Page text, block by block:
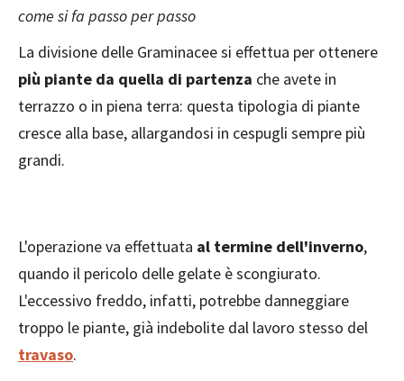
come si fa passo per passo
La divisione delle Graminacee si effettua per ottenere
più piante da quella di partenza che avete in
terrazzo o in piena terra: questa tipologia di piante
cresce alla base, allargandosi in cespugli sempre più
grandi.
L'operazione va effettuata al termine dell'inverno,
quando il pericolo delle gelate è scongiurato.
L'eccessivo freddo, infatti, potrebbe danneggiare
troppo le piante, già indebolite dal lavoro stesso del
travaso.